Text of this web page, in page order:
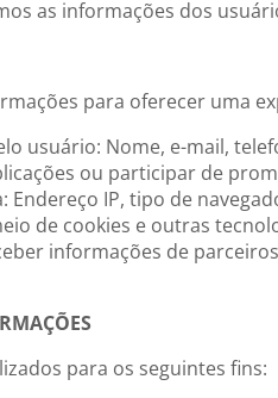
as informações dos
para oferecer uma
usuário: Nome, e-mail,
ou participar de
Endereço IP, tipo de
de cookies e outras
informações de
para os seguintes fins: